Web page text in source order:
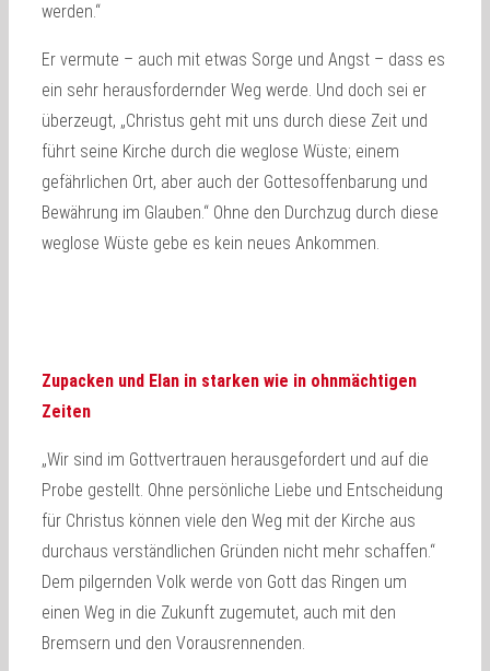
werden.“
Er vermute – auch mit etwas Sorge und Angst – dass es
ein sehr herausfordernder Weg werde. Und doch sei er
überzeugt, „Christus geht mit uns durch diese Zeit und
führt seine Kirche durch die weglose Wüste; einem
gefährlichen Ort, aber auch der Gottesoffenbarung und
Bewährung im Glauben.“ Ohne den Durchzug durch diese
weglose Wüste gebe es kein neues Ankommen.
Zupacken und Elan in starken wie in ohnmächtigen
Zeiten
„Wir sind im Gottvertrauen herausgefordert und auf die
Probe gestellt. Ohne persönliche Liebe und Entscheidung
für Christus können viele den Weg mit der Kirche aus
durchaus verständlichen Gründen nicht mehr schaffen.“
Dem pilgernden Volk werde von Gott das Ringen um
einen Weg in die Zukunft zugemutet, auch mit den
Bremsern und den Vorausrennenden.